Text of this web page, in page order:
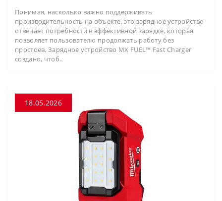
Понимая, насколько важно поддерживать
производительность на объекте, это зарядное устройство
отвечает потребности в эффективной зарядке, которая
позволяет пользователю продолжать работу без
простоев. Зарядное устройство MX FUEL™ Fast Charger
создано, чтоб..
18.05.2026